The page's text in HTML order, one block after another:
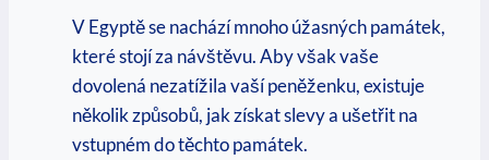
V ‍Egyptě se nachází mnoho úžasných památek,
které stojí za návštěvu. Aby však vaše
dovolená‌ nezatížila vaší peněženku, existuje
několik⁢ způsobů, jak ⁣získat slevy a ušetřit na
vstupném ‍do těchto památek.